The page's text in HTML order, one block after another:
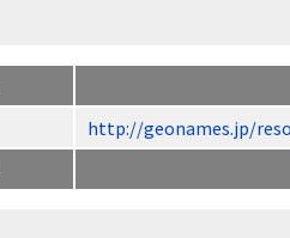
http://geonames.jp/